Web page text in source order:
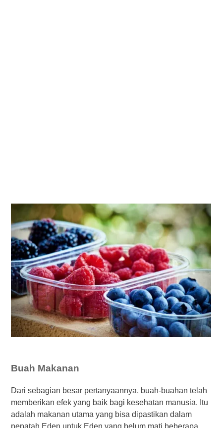
Buah Makanan
Dari sebagian besar pertanyaannya, buah-buahan telah
memberikan efek yang baik bagi kesehatan manusia. Itu
adalah makanan utama yang bisa dipastikan dalam
pepatah Eden untuk Eden yang belum mati beberapa